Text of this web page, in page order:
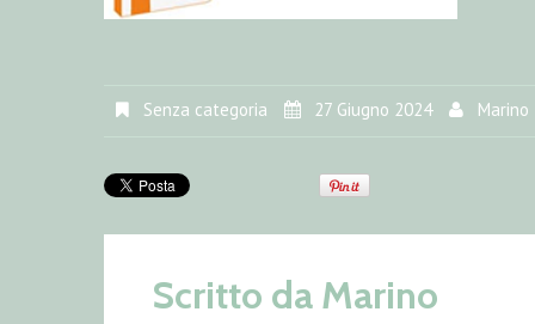
Senza categoria 27 Giugno 2024 Marino
Scritto da Marino